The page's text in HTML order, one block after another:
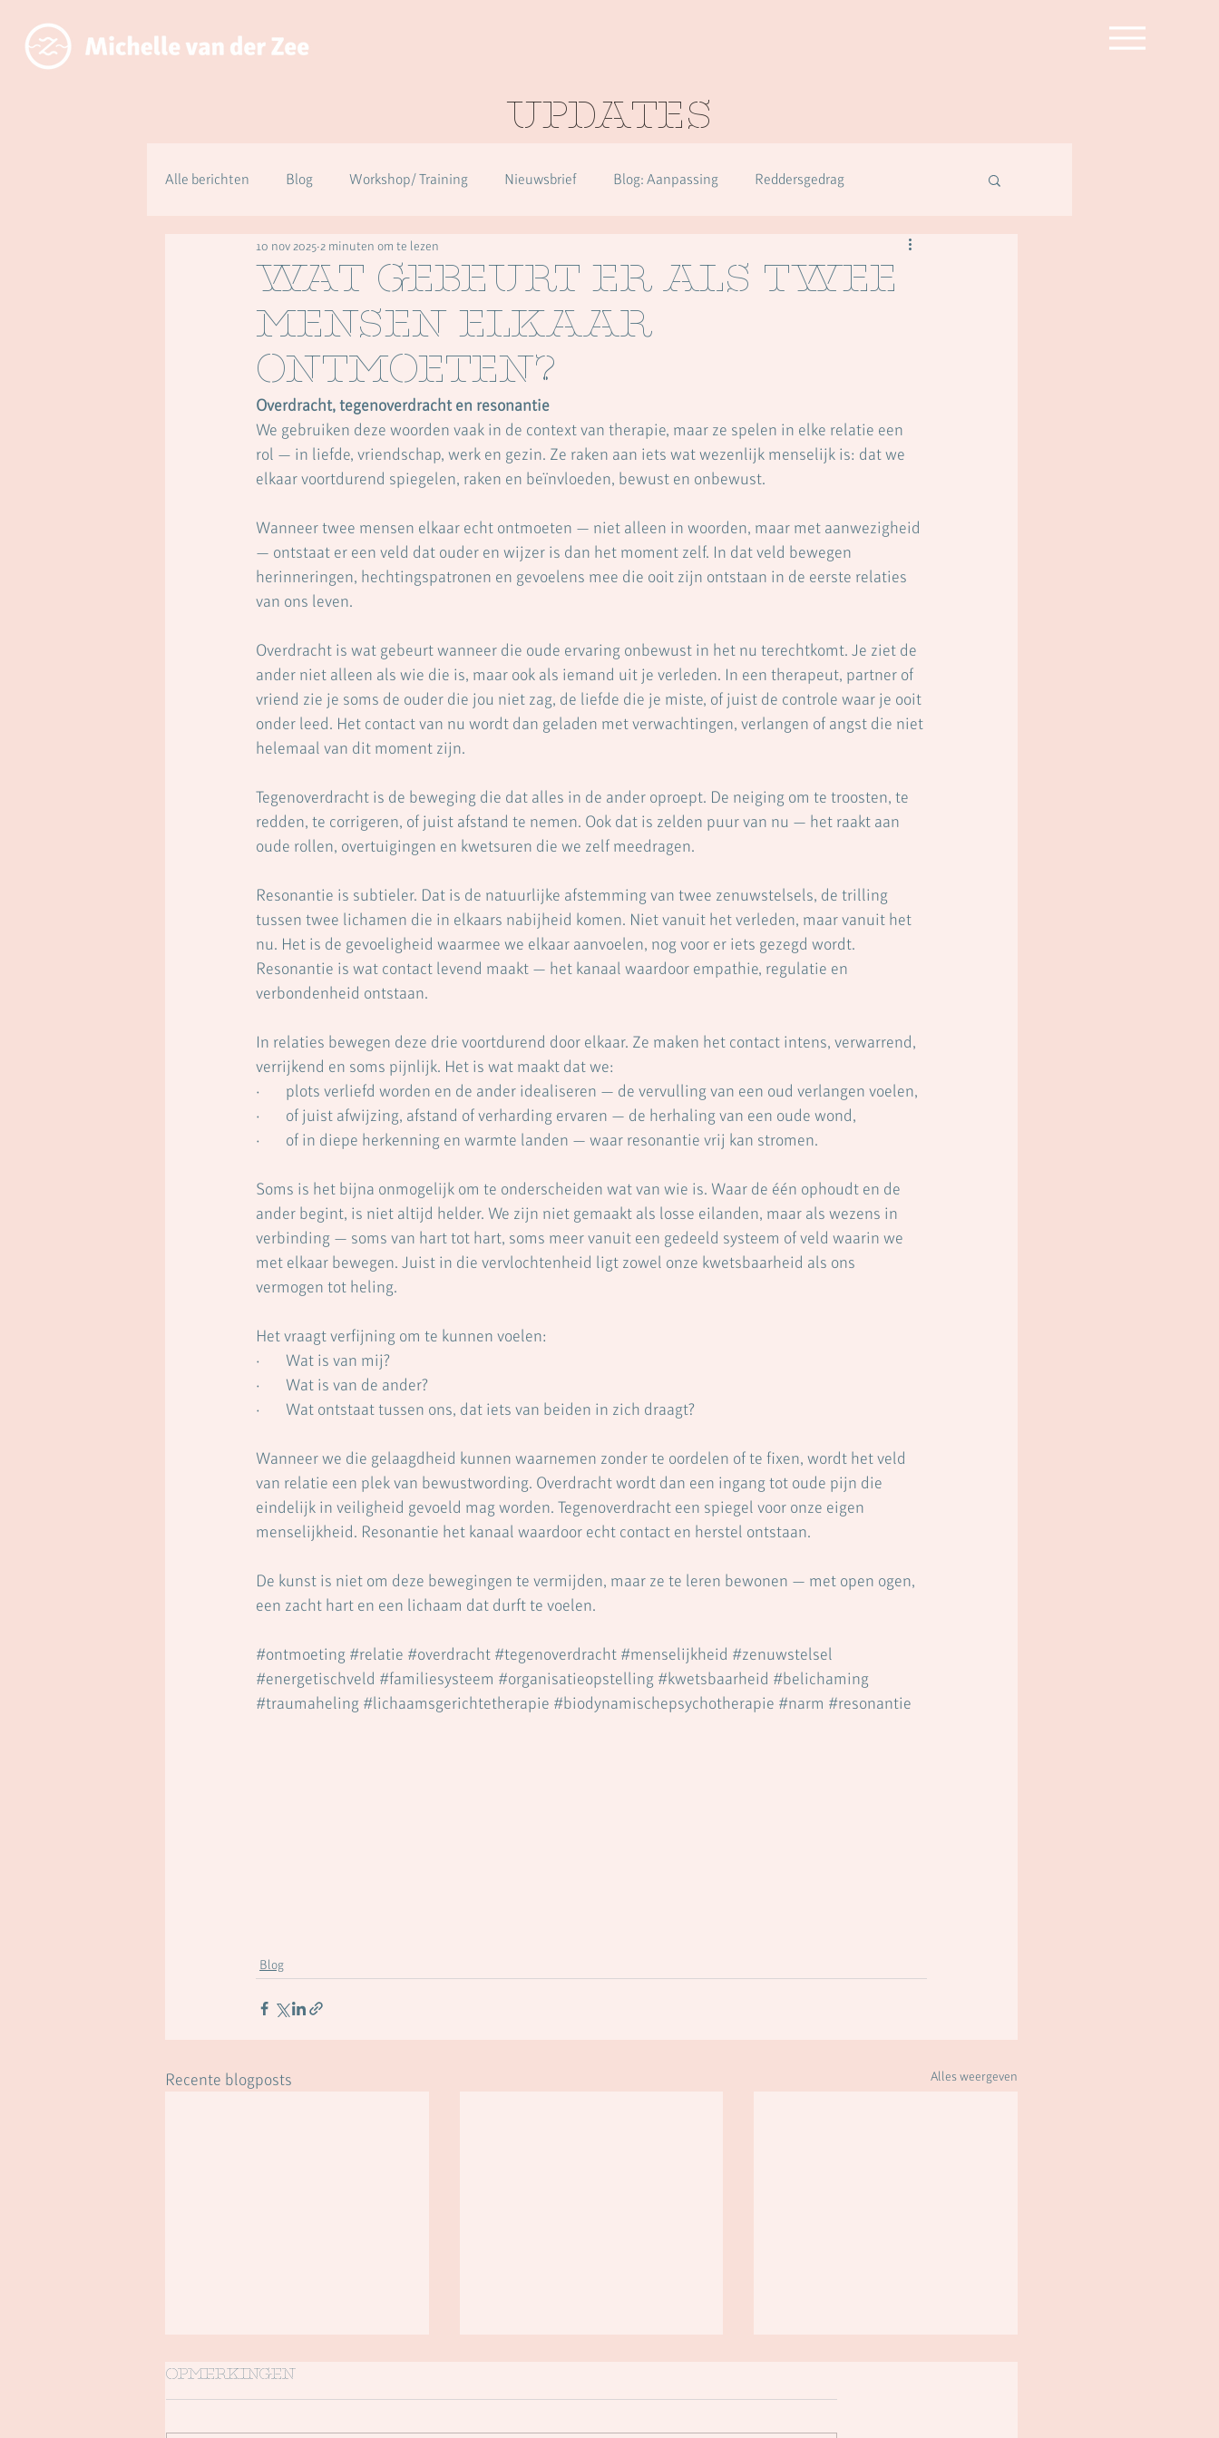
Updates
Alle berichten Blog Workshop/ Training Nieuwsbrief Blog: Aanpassing Reddersgedrag
Over aanwezig zijn ipv functioneren
Wat gebeurt er als twee
mensen elkaar
ontmoeten?
10 nov 2025 2 minuten om te lezen
Overdracht, tegenoverdracht en resonantie
We gebruiken deze woorden vaak in de context van therapie, maar ze spelen in elke relatie een
rol — in liefde, vriendschap, werk en gezin. Ze raken aan iets wat wezenlijk menselijk is: dat we
elkaar voortdurend spiegelen, raken en beïnvloeden, bewust en onbewust.
Wanneer twee mensen elkaar echt ontmoeten — niet alleen in woorden, maar met aanwezigheid
— ontstaat er een veld dat ouder en wijzer is dan het moment zelf. In dat veld bewegen
herinneringen, hechtingspatronen en gevoelens mee die ooit zijn ontstaan in de eerste relaties
van ons leven.
Overdracht is wat gebeurt wanneer die oude ervaring onbewust in het nu terechtkomt. Je ziet de
ander niet alleen als wie die is, maar ook als iemand uit je verleden. In een therapeut, partner of
vriend zie je soms de ouder die jou niet zag, de liefde die je miste, of juist de controle waar je ooit
onder leed. Het contact van nu wordt dan geladen met verwachtingen, verlangen of angst die niet
helemaal van dit moment zijn.
Tegenoverdracht is de beweging die dat alles in de ander oproept. De neiging om te troosten, te
redden, te corrigeren, of juist afstand te nemen. Ook dat is zelden puur van nu — het raakt aan
oude rollen, overtuigingen en kwetsuren die we zelf meedragen.
Resonantie is subtieler. Dat is de natuurlijke afstemming van twee zenuwstelsels, de trilling
tussen twee lichamen die in elkaars nabijheid komen. Niet vanuit het verleden, maar vanuit het
nu. Het is de gevoeligheid waarmee we elkaar aanvoelen, nog voor er iets gezegd wordt.
Resonantie is wat contact levend maakt — het kanaal waardoor empathie, regulatie en
verbondenheid ontstaan.
In relaties bewegen deze drie voortdurend door elkaar. Ze maken het contact intens, verwarrend,
verrijkend en soms pijnlijk. Het is wat maakt dat we:
·       plots verliefd worden en de ander idealiseren — de vervulling van een oud verlangen voelen,
·       of juist afwijzing, afstand of verharding ervaren — de herhaling van een oude wond,
·       of in diepe herkenning en warmte landen — waar resonantie vrij kan stromen.
Soms is het bijna onmogelijk om te onderscheiden wat van wie is. Waar de één ophoudt en de
ander begint, is niet altijd helder. We zijn niet gemaakt als losse eilanden, maar als wezens in
verbinding — soms van hart tot hart, soms meer vanuit een gedeeld systeem of veld waarin we
met elkaar bewegen. Juist in die vervlochtenheid ligt zowel onze kwetsbaarheid als ons
vermogen tot heling.
Het vraagt verfijning om te kunnen voelen:
·       Wat is van mij?
·       Wat is van de ander?
·       Wat ontstaat tussen ons, dat iets van beiden in zich draagt?
Wanneer we die gelaagdheid kunnen waarnemen zonder te oordelen of te fixen, wordt het veld
van relatie een plek van bewustwording. Overdracht wordt dan een ingang tot oude pijn die
eindelijk in veiligheid gevoeld mag worden. Tegenoverdracht een spiegel voor onze eigen
menselijkheid. Resonantie het kanaal waardoor echt contact en herstel ontstaan.
De kunst is niet om deze bewegingen te vermijden, maar ze te leren bewonen — met open ogen,
een zacht hart en een lichaam dat durft te voelen.
#ontmoeting #relatie #overdracht #tegenoverdracht #menselijkheid #zenuwstelsel
#energetischveld #familiesysteem #organisatieopstelling #kwetsbaarheid #belichaming
#traumaheling #lichaamsgerichtetherapie #biodynamischepsychotherapie #narm #resonantie
Blog
Recente blogposts Alles weergeven
Opmerkingen